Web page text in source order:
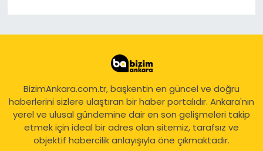
BizimAnkara.com.tr, başkentin en güncel ve doğru
haberlerini sizlere ulaştıran bir haber portalıdır. Ankara'nın
yerel ve ulusal gündemine dair en son gelişmeleri takip
etmek için ideal bir adres olan sitemiz, tarafsız ve
objektif habercilik anlayışıyla öne çıkmaktadır.